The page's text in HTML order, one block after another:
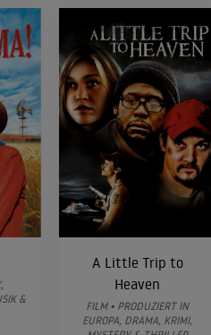
&
A Little Trip to
Heaven
FILM • PRODUZIERT IN
EUROPA, DRAMA, KRIMI,